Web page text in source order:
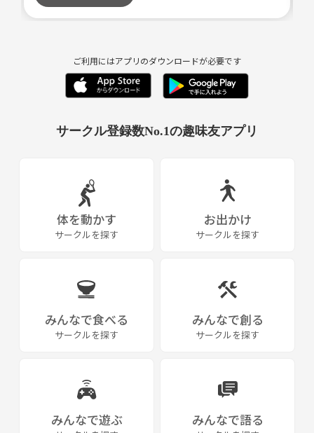
ご利用にはアプリのダウンロードが必要です
サークル登録数No.1の趣味友アプリ
体を動かす
サークルを探す
お出かけ
サークルを探す
みんなで食べる
サークルを探す
みんなで創る
サークルを探す
みんなで遊ぶ みんなで語る